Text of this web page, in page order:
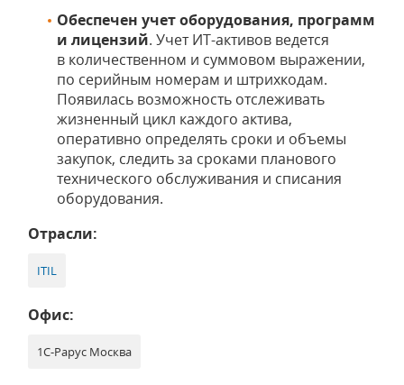
Обеспечен учет оборудования, программ
и лицензий. Учет ИТ-активов ведется
в количественном и суммовом выражении,
по серийным номерам и штрихкодам.
Появилась возможность отслеживать
жизненный цикл каждого актива,
оперативно определять сроки и объемы
закупок, следить за сроками планового
технического обслуживания и списания
оборудования.
Отрасли:
ITIL
Офис:
1С-Рарус Москва